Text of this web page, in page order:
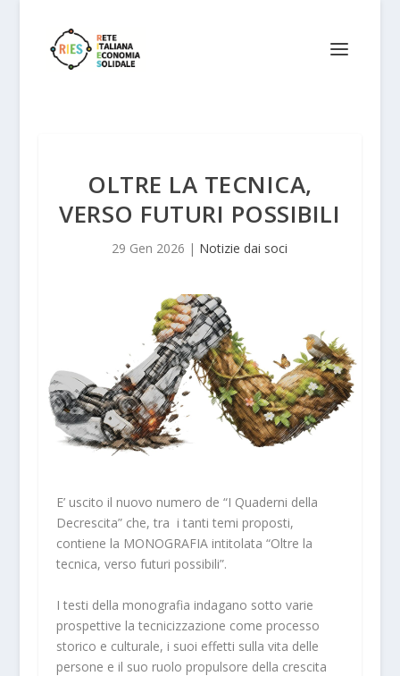
OLTRE LA TECNICA,
VERSO FUTURI POSSIBILI
29 Gen 2026 | Notizie dai soci
E’ uscito il nuovo numero de “I Quaderni della
Decrescita” che, tra i tanti temi proposti,
contiene la MONOGRAFIA intitolata “Oltre la
tecnica, verso futuri possibili”.
I testi della monografia indagano sotto varie
prospettive la tecnicizzazione come processo
storico e culturale, i suoi effetti sulla vita delle
persone e il suo ruolo propulsore della crescita